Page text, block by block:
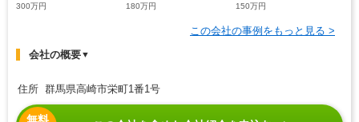
300万円
180万円
150万円
この会社の事例をもっと見る >
会社の概要▼
住所 群馬県高崎市栄町1番1号
無料